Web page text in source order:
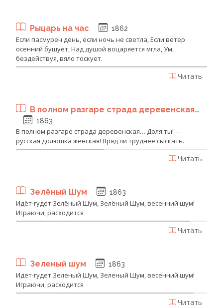
Рыцарь на час 1862
Если пасмурен день, если ночь не светла, Если ветер
осенний бушует, Над душой воцаряется мгла, Ум,
бездействуя, вяло тоскует.
Читать
В полном разгаре страда деревенская…
1863
В полном разгаре страда деревенская… Доля ты! —
русская долюшка женская! Вряд ли труднее сыскать.
Читать
Зелёный Шум 1863
Идёт-гудёт Зелёный Шум, Зелёный Шум, весенний шум!
Играючи, расходится
Читать
Зеленый шум 1863
Идет-гудет Зеленый Шум, Зеленый Шум, весенний шум!
Играючи, расходится
Читать